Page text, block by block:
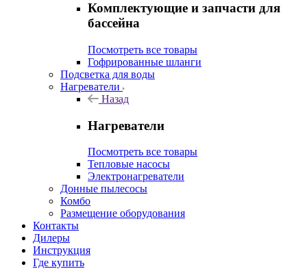
Комплектующие и запчасти для
бассейна
Посмотреть все товары
Гофрированные шланги
Подсветка для воды
Нагреватели
Назад
Нагреватели
Посмотреть все товары
Тепловые насосы
Электронагреватели
Донные пылесосы
Комбо
Размещение оборудования
Контакты
Дилеры
Инструкция
Где купить